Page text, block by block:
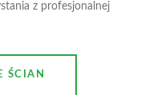
z profesjonalnej
ŚCIAN